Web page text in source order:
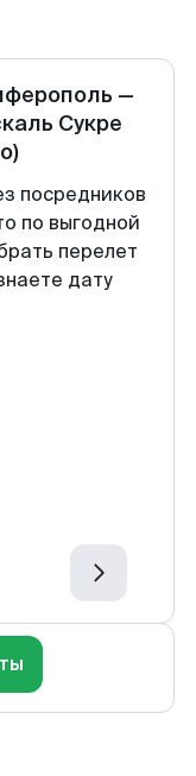
—
Сукре
посредников
по выгодной
перелет
дату